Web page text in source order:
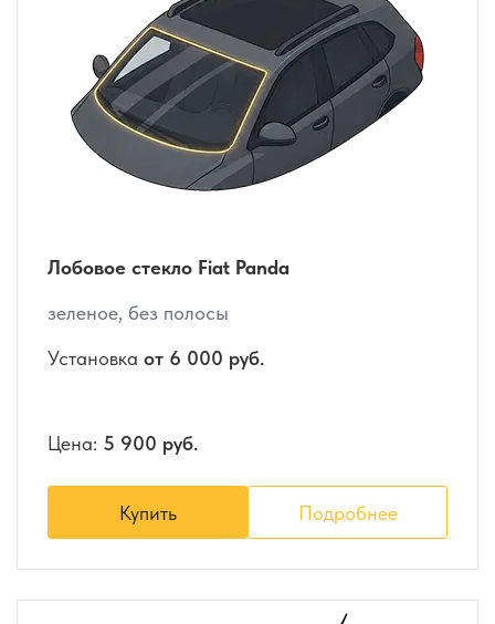
Лобовое стекло Fiat Panda
зеленое, без полосы
Установка от 6 000 руб.
Цена: 5 900 руб.
Купить Подробнее